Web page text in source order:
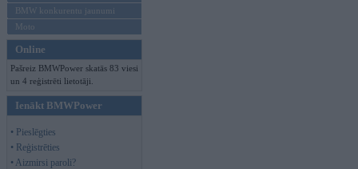
BMW konkurentu jaunumi
Moto
Online
Pašreiz BMWPower skatās 83 viesi
un 4 reģistrēti lietotāji.
Ienākt BMWPower
• Pieslēgties
• Reģistrēties
• Aizmirsi paroli?